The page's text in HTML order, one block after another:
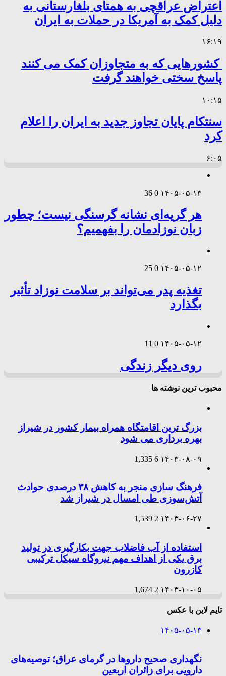
اعتراض عراقچی به همتای بلغارستانی به
دلیل کمک به آمریکا در حملات به ایران
۱۶:۱۹
کشورهایی که به متجاوزان کمک می کنند
پاسخ سختی خواهند گرفت
۱۰:۱۵
سنتکام پایان تجاوز جدید به ایران را اعلام
کرد
۶:۰۵
۱۴۰۵-۰۵-۱۳ 0
36
هر گریه‌ای نشانه گرسنگی نیست؛ چطور
زبان نوزادمان را بفهمیم؟
۱۴۰۵-۰۵-۱۲ 0
25
تغذیه پدر می‌تواند بر سلامت نوزاد تأثیر
بگذارد
۱۴۰۵-۰۵-۱۲ 0
11
روی دیگر زندگی
محبوب ترین نوشته ها
بزرگ ترین اقامتگاه همراه بیمار کشور در شیراز
بهره برداری می شود
۱۴۰۳-۰۸-۰۹ 6
1,335
فرهنگ سازی منجر به کاهش ۳۸ درصدی حوادث
آتش‌سوزی طی امسال در شیراز شد
۱۴۰۳-۰۶-۲۷ 2
1,539
استفاده از آب فاضلاب جهت بکارگیری در تولید
برق یکی از اهداف مهم نیروگاه سیکل ترکیبی
کازرون
۱۴۰۳-۱۰-۰۵ 2
1,674
تایم لاین با عکس
۱۴۰۵-۰۵-۱۳
نگهداری صحیح داروها در گرمای عراق؛ توصیه‌های
دارویی برای زائران اربعین